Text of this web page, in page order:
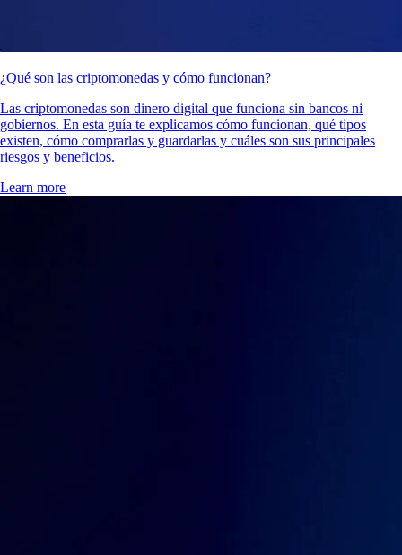
¿Qué son las criptomonedas y cómo funcionan?
Las criptomonedas son dinero digital que funciona sin bancos ni
gobiernos. En esta guía te explicamos cómo funcionan, qué tipos
existen, cómo comprarlas y guardarlas y cuáles son sus principales
riesgos y beneficios.
Learn more